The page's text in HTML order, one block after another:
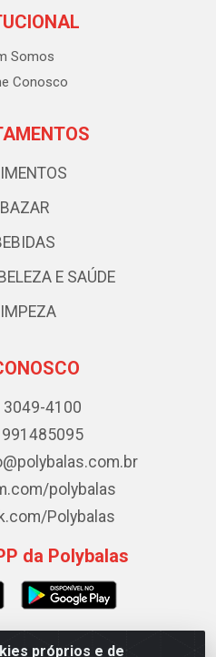
próprios e de
Somos
Conosco
BAZAR
E SAÚDE
3049-4100
polybalas
Polybalas
da Polybalas